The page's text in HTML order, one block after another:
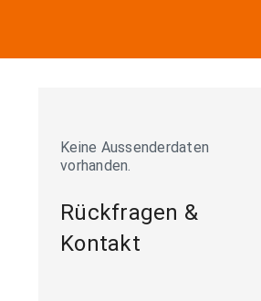
Keine Aussenderdaten
vorhanden.
Rückfragen &
Kontakt